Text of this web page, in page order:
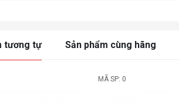
tương tự Sản phẩm cùng hãng
MÃ SP: 0